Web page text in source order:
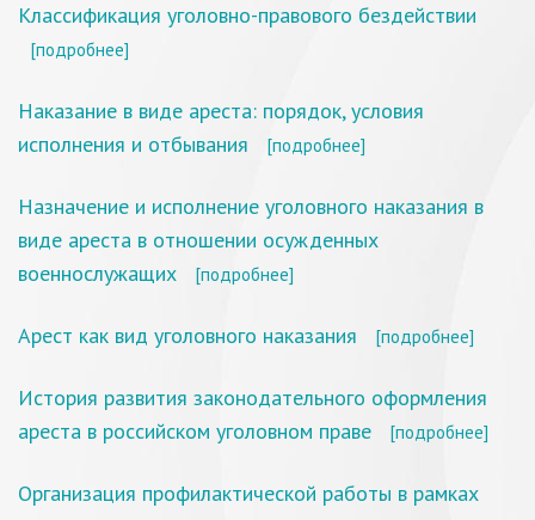
Классификация уголовно-правового бездействии
[подробнее]
Наказание в виде ареста: порядок, условия
исполнения и отбывания
[подробнее]
Назначение и исполнение уголовного наказания в
виде ареста в отношении осужденных
военнослужащих
[подробнее]
Арест как вид уголовного наказания [подробнее]
История развития законодательного оформления
ареста в российском уголовном праве
[подробнее]
Организация профилактической работы в рамках